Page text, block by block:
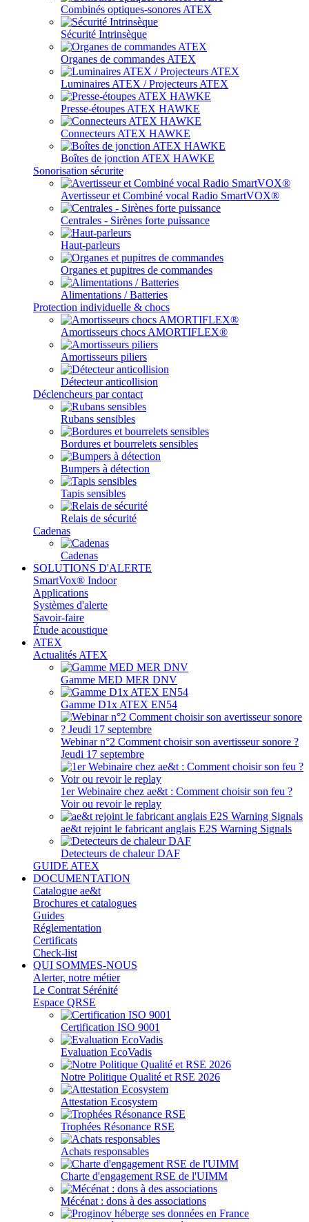
Combinés optiques-sonores ATEX
Sécurité Intrinsèque
Organes de commandes ATEX
Luminaires ATEX / Projecteurs ATEX
Presse-étoupes ATEX HAWKE
Connecteurs ATEX HAWKE
Boîtes de jonction ATEX HAWKE
Sonorisation sécurite
Avertisseur et Combiné vocal Radio SmartVOX®
Centrales - Sirènes forte puissance
Haut-parleurs
Organes et pupitres de commandes
Alimentations / Batteries
Protection individuelle & chocs
Amortisseurs chocs AMORTIFLEX®
Amortisseurs piliers
Détecteur anticollision
Déclencheurs par contact
Rubans sensibles
Bordures et bourrelets sensibles
Bumpers à détection
Tapis sensibles
Relais de sécurité
Cadenas
Cadenas
SOLUTIONS D'ALERTE
SmartVox® Indoor
Applications
Systèmes d'alerte
Savoir-faire
Étude acoustique
ATEX
Actualités ATEX
Gamme MED MER DNV
Gamme D1x ATEX EN54
Webinar n°2 Comment choisir son avertisseur sonore ?
Jeudi 17 septembre
1er Webinaire chez ae&t : Comment choisir son feu ?
Voir ou revoir le replay
ae&t rejoint le fabricant anglais E2S Warning Signals
Detecteurs de chaleur DAF
GUIDE ATEX
DOCUMENTATION
Catalogue ae&t
Brochures et catalogues
Guides
Réglementation
Certificats
Check-list
QUI SOMMES-NOUS
Alerter, notre métier
Le Contrat Sérénité
Espace QRSE
Certification ISO 9001
Evaluation EcoVadis
Notre Politique Qualité et RSE 2026
Attestation Ecosystem
Trophées Résonance RSE
Achats responsables
Charte d'engagement RSE de l'UIMM
Mécénat : dons à des associations